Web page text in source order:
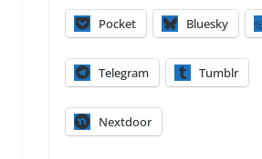
Pocket Bluesky
Telegram Tumblr
Nextdoor